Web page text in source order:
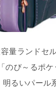
量ランドセ
のび～るポケ
明るいパール